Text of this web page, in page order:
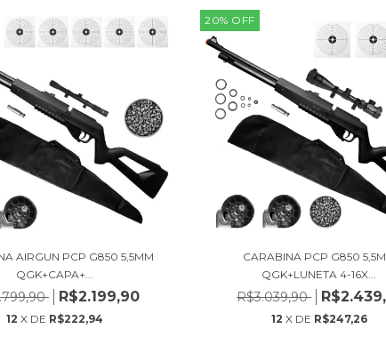
AIRGUN PCP G850 5,5MM
QGK+CAPA+...
R$2.199,90
12 X DE R$222,94
20% OFF
CARABINA PCP G850
QGK+LUNETA 4-16X...
R$3.039,90
12 X DE R$247,26